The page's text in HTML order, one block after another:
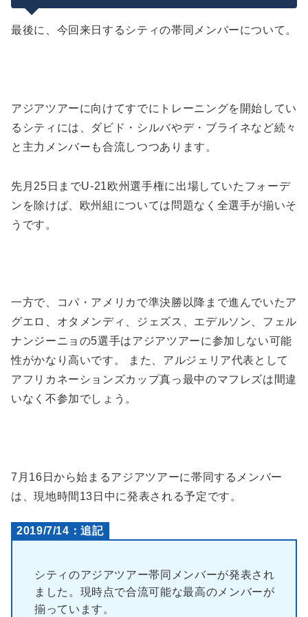
最後に、今回来日するシティの帯同メンバーについて。
アジアツアーに向けてすでにトレーニングを開始してい
るシティには、ダビド・シルバやデ・ブライネなど続々
と主力メンバーも合流しつつあります。
先月25日までU-21欧州選手権に出場していたフォーデ
ンを除けば、欧州組については問題なく全選手が揃いそ
うです。
一方で、コパ・アメリカで準決勝以降まで進んでいたア
グエロ、オタメンディ、ジェズス、エデルソン、フェル
ナンジーニョの5選手はアジアツアーに参加しない可能
性がかなり高いです。 また、アルジェリア代表として
アフリカネーションズカップ真っ最中のマフレズは間違
いなく不参加でしょう。
7月16日から始まるアジアツアーに帯同するメンバー
は、現地時間13日中に発表される予定です。
2019/7/14：追記
シティのアジアツアー帯同メンバーが発表され
ました。現時点で合流可能な最高のメンバーが
揃っています。